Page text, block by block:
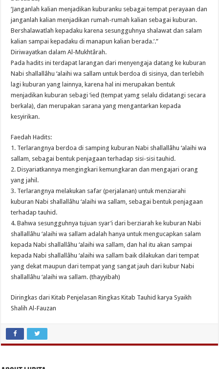
‘Janganlah kalian menjadikan kuburanku sebagai tempat perayaan dan
janganlah kalian menjadikan rumah-rumah kalian sebagai kuburan.
Bershalawatlah kepadaku karena sesungguhnya shalawat dan salam
kalian sampai kepadaku di manapun kalian berada.’.”
Diriwayatkan dalam Al-Mukhtârah.
Pada hadits ini terdapat larangan dari menyengaja datang ke kuburan
Nabi shallallâhu ‘alaihi wa sallam untuk berdoa di sisinya, dan terlebih
lagi kuburan yang lainnya, karena hal ini merupakan bentuk
menjadikan kuburan sebagi ‘ied (tempat yamg selalu didatangi secara
berkala), dan merupakan sarana yang mengantarkan kepada
kesyirikan.
Faedah Hadits:
1. Terlarangnya berdoa di samping kuburan Nabi shallallâhu ‘alaihi wa
sallam, sebagai bentuk penjagaan terhadap sisi-sisi tauhid.
2. Disyariatkannya mengingkari kemungkaran dan mengajari orang
yang jahil.
3. Terlarangnya melakukan safar (perjalanan) untuk menziarahi
kuburan Nabi shallallâhu ‘alaihi wa sallam, sebagai bentuk penjagaan
terhadap tauhid.
4. Bahwa sesungguhnya tujuan syar’i dari berziarah ke kuburan Nabi
shallallâhu ‘alaihi wa sallam adalah hanya untuk mengucapkan salam
kepada Nabi shallallâhu ‘alaihi wa sallam, dan hal itu akan sampai
kepada Nabi shallallâhu ‘alaihi wa sallam baik dilakukan dari tempat
yang dekat maupun dari tempat yang sangat jauh dari kubur Nabi
shallallâhu ‘alaihi wa sallam. (thayyibah)
Diringkas dari Kitab Penjelasan Ringkas Kitab Tauhid karya Syaikh
Shalih Al-Fauzan